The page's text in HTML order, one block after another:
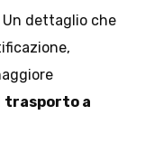
dettaglio che
trasporto a